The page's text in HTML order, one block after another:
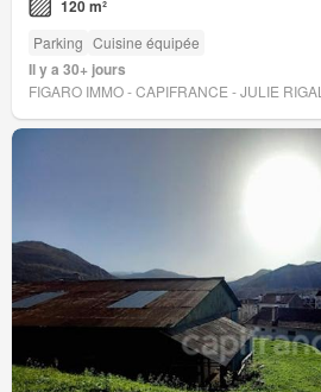
120 m²
Parking Cuisine équipée
Il y a 30+ jours
FIGARO IMMO - CAPIFRANCE - JULIE RIGAL